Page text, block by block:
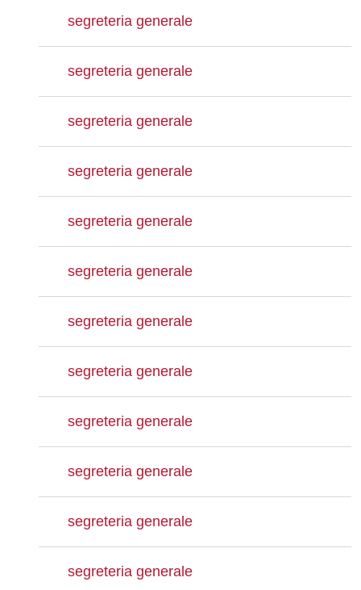
segreteria generale
segreteria generale
segreteria generale
segreteria generale
segreteria generale
segreteria generale
segreteria generale
segreteria generale
segreteria generale
segreteria generale
segreteria generale
segreteria generale